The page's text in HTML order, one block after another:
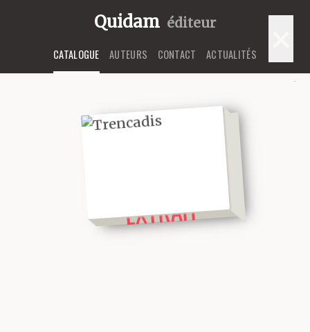
Quidam éditeur
CATALOGUE AUTEURS CONTACT ACTUALITÉS
EXTRAIT